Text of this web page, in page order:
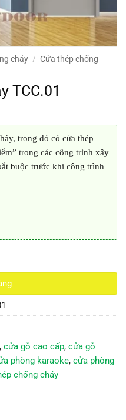
cháy / Cửa thép chống
TCC.01
trong đó có cửa thép
trong các công trình xây
buộc trước khi công trình
, cửa gỗ cao cấp, cửa gỗ
phòng karaoke, cửa phòng
chống cháy